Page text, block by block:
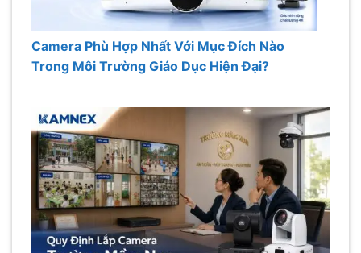
Camera Phù Hợp Nhất Với Mục Đích Nào
Trong Môi Trường Giáo Dục Hiện Đại?